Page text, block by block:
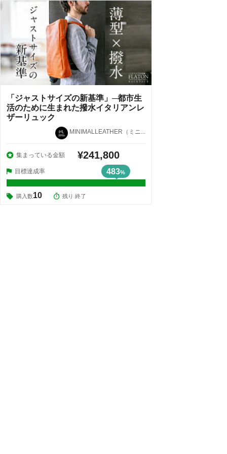
「ジャストサイズの新基準」─都市生
活のために生まれた撥水イタリアンレ
ザーリュック
MINIMALLEATHER（ミニ...
集まっている金額 ¥241,800
目標達成率 483%
購入数10 残り 終了